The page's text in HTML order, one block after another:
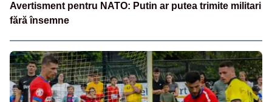
Avertisment pentru NATO: Putin ar putea trimite militari
fără însemne